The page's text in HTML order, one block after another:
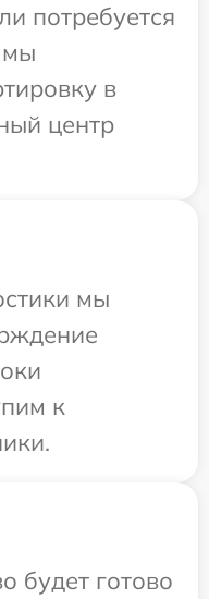
потребуется
мы
в
центр
мы
к
будет готово